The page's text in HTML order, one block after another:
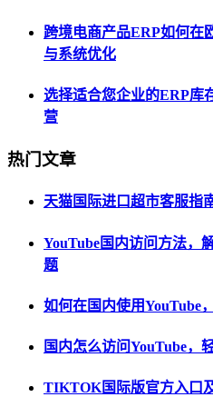
跨境电商产品ERP如何在
与系统优化
选择适合您企业的ERP库
营
热门文章
天猫国际进口超市客服指
YouTube国内访问方法，
题
如何在国内使用YouTube
国内怎么访问YouTube，
TIKTOK国际版官方入口